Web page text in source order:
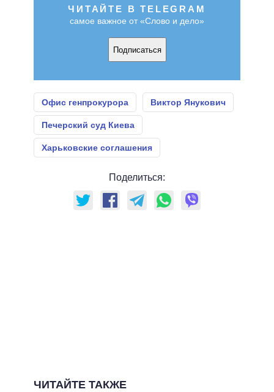
ЧИТАЙТЕ В TELEGRAM
самое важное от «Слово и дело»
Подписаться
Офис генпрокурора Виктор Янукович
Печерский суд Киева
Харьковские соглашения
Поделиться:
ЧИТАЙТЕ ТАКЖЕ